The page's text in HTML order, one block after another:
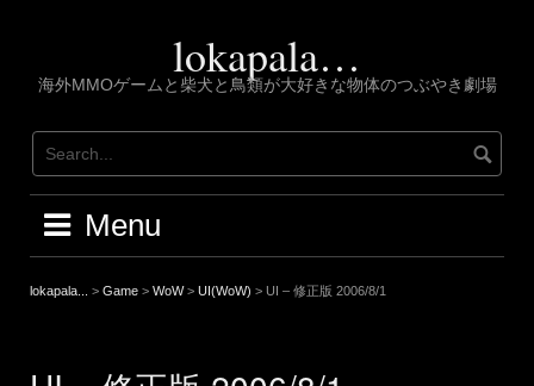
lokapala…
海外MMOゲームと柴犬と鳥類が大好きな物体のつぶやき劇場
Menu
lokapala... > Game > WoW> UI(WoW) > UI – 修正版 2006/8/1